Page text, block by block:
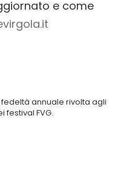
e come
fedeltà annuale rivolta agli
FVG.